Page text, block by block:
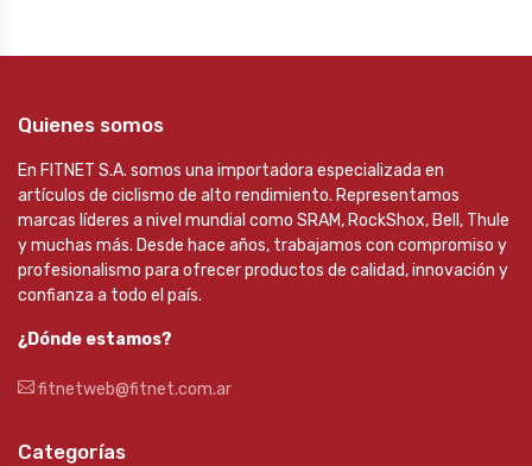
Quienes somos
En FITNET S.A. somos una importadora especializada en
artículos de ciclismo de alto rendimiento. Representamos
marcas líderes a nivel mundial como SRAM, RockShox, Bell, Thule
y muchas más. Desde hace años, trabajamos con compromiso y
profesionalismo para ofrecer productos de calidad, innovación y
confianza a todo el país.
¿Dónde estamos?
fitnetweb@fitnet.com.ar
Categorías